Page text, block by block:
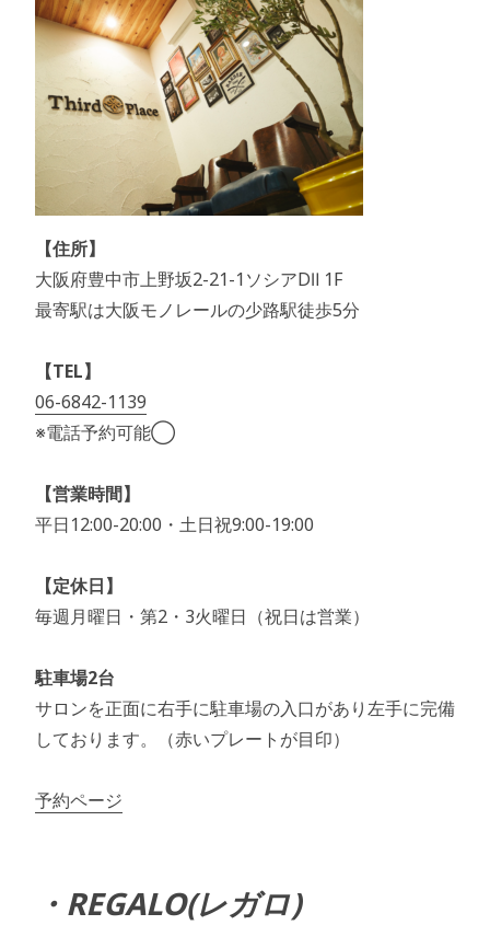
【住所】
大阪府豊中市上野坂2-21-1ソシアDⅡ 1F
最寄駅は大阪モノレールの少路駅徒歩5分
【TEL】
06-6842-1139
※電話予約可能◯
【営業時間】
平日12:00-20:00・土日祝9:00-19:00
【定休日】
毎週月曜日・第2・3火曜日（祝日は営業）
駐車場2台
サロンを正面に右手に駐車場の入口があり左手に完備
しております。（赤いプレートが目印）
予約ページ
・REGALO(レガロ)